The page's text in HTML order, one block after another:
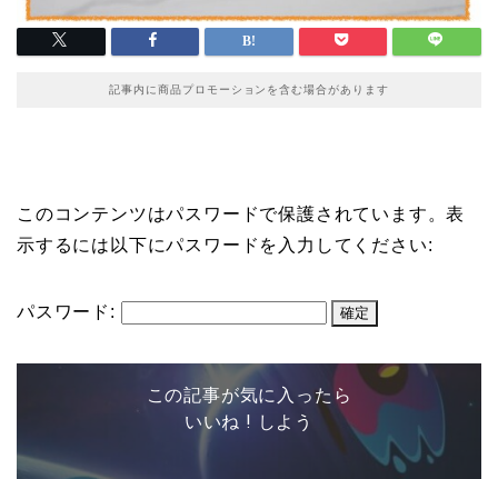
記事内に商品プロモーションを含む場合があります
このコンテンツはパスワードで保護されています。表
示するには以下にパスワードを入力してください:
パスワード:
この記事が気に入ったら
いいね ! しよう